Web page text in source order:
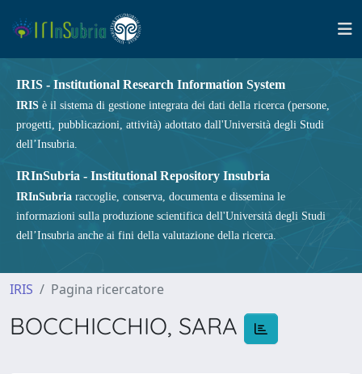
IRIS - Institutional Research Information System
IRIS è il sistema di gestione integrata dei dati della ricerca (persone,
progetti, pubblicazioni, attività) adottato dall'Università degli Studi
dell’Insubria.
IRInSubria - Institutional Repository Insubria
IRInSubria raccoglie, conserva, documenta e dissemina le
informazioni sulla produzione scientifica dell'Università degli Studi
dell’Insubria anche ai fini della valutazione della ricerca.
IRIS Pagina ricercatore
BOCCHICCHIO, SARA